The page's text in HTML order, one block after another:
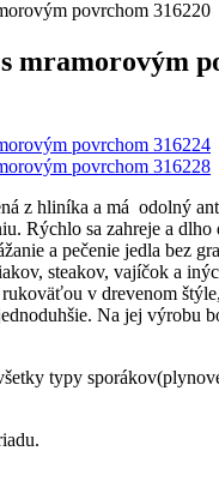
mramorovým
z hliníka a má odolný
Rýchlo sa zahreje a dlho
a pečenie jedla bez
steakov, vajíčok a
v drevenom
Na jej výrobu
typy